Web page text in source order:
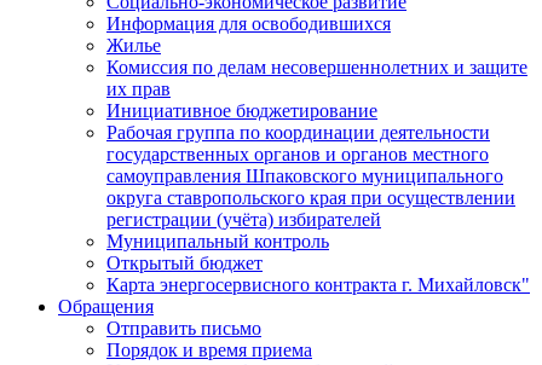
Информация для освободившихся
Жилье
Комиссия по делам несовершеннолетних и защите
их прав
Инициативное бюджетирование
Рабочая группа по координации деятельности
государственных органов и органов местного
самоуправления Шпаковского муниципального
округа ставропольского края при осуществлении
регистрации (учёта) избирателей
Муниципальный контроль
Открытый бюджет
Карта энергосервисного контракта г. Михайловск"
Обращения
Отправить письмо
Порядок и время приема